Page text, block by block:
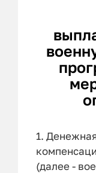
1.
(далее -